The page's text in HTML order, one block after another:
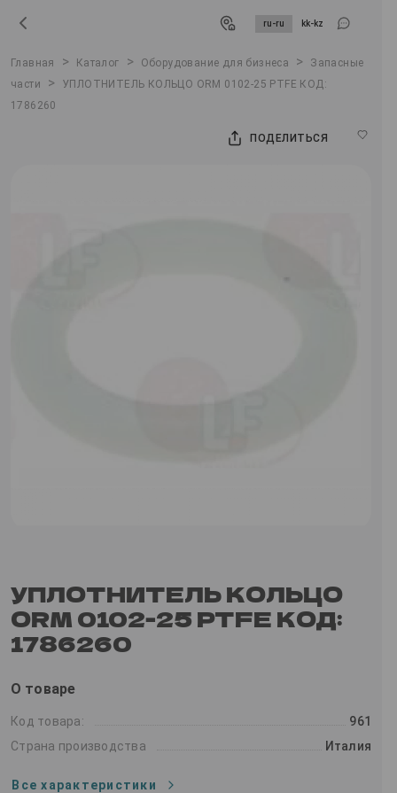
ru-ru kk-kz
Главная > Каталог > Оборудование для бизнеса >
Запасные
части
>
УПЛОТНИТЕЛЬ КОЛЬЦО ORM 0102-25 PTFE КОД:
1786260
ПОДЕЛИТЬСЯ
УПЛОТНИТЕЛЬ КОЛЬЦО
ORM 0102-25 PTFE КОД:
1786260
О товаре
Код товара:
961
Страна производства
Италия
Все характеристики